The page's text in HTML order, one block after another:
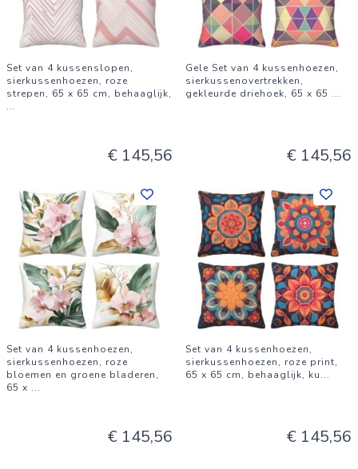
Set van 4 kussenslopen,
sierkussenhoezen, roze
strepen, 65 x 65 cm, behaaglijk,
...
€ 145,56
Gele Set van 4 kussenhoezen,
sierkussenovertrekken,
gekleurde driehoek, 65 x 65 ...
€ 145,56
Set van 4 kussenhoezen,
sierkussenhoezen, roze
bloemen en groene bladeren,
65 x ...
€ 145,56
Set van 4 kussenhoezen,
sierkussenhoezen, roze print,
65 x 65 cm, behaaglijk, ku...
€ 145,56